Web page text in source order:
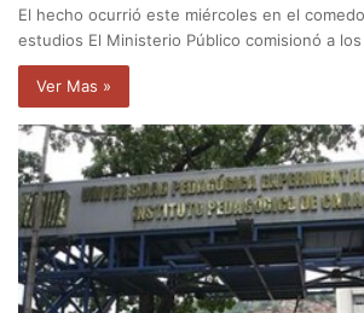
El hecho ocurrió este miércoles en el
estudios El Ministerio Público comisionó a
Ver Mas »